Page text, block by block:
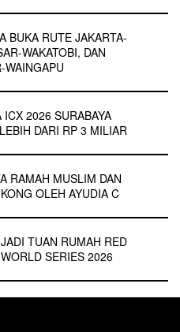
BUKA RUTE JAKARTA-
WAKATOBI, DAN
WAINGAPU
2026 SURABAYA
DARI RP 3 MILIAR
RAMAH MUSLIM DAN
OLEH AYUDIA C
TUAN RUMAH RED
SERIES 2026